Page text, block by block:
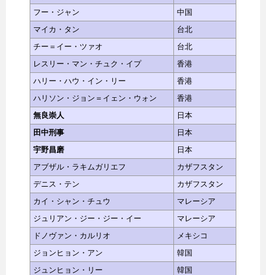
フー・ジャン
中国
マイカ・タン
台北
チー＝イー・ツァオ
台北
レスリー・マン・チュク・イプ
香港
ハリー・ハウ・イン・リー
香港
ハリソン・ジョン＝イェン・ウォン
香港
無良崇人
日本
田中刑事
日本
宇野昌磨
日本
アブザル・ラキムガリエフ
カザフスタン
デニス・テン
カザフスタン
カイ・シャン・チュウ
マレーシア
ジュリアン・ジー・ジー・イー
マレーシア
ドノヴァン・カルリオ
メキシコ
ジョンヒョン・アン
韓国
ジュンヒョン・リー
韓国